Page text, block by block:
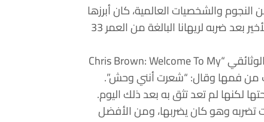
والشخصيات العالمية، كان أبرزها
علاقتها بكريس براون منذ نحو 13 عاماً، حيت انتهت بحبس الأخير بعد ضربه لريهانا البالغة من العمر 33
وكان كريس براون قد تحدّث عن شجارهما الكبير في فيلمه الوثائقي “Chris Brown: Welcome To My
لكنها لم تعد تثق به بعد ذلك اليوم.
تضربه وهو كان يضربها، ومن الأفضل